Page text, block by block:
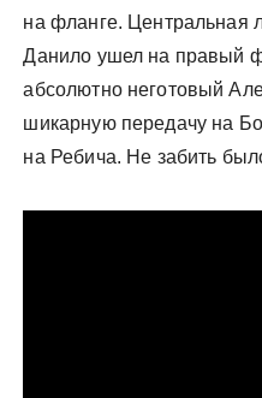
на фланге. Центральная
Данило ушел на правый
абсолютно неготовый
шикарную передачу на
на Ребича. Не забить